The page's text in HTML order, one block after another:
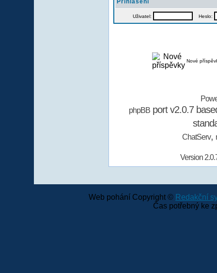
Přihlášení
Uživatel: Heslo:
Nové
phpBBport v2.0.7
ChatServ,
Version
Web pohání Copyright © Redakční
Čas potřebný ke